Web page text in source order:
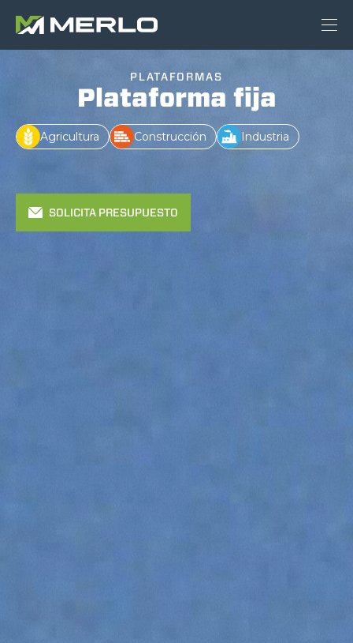
PLATAFORMAS
Plataforma fija
Agricultura Construcción Industria
SOLICITA PRESUPUESTO